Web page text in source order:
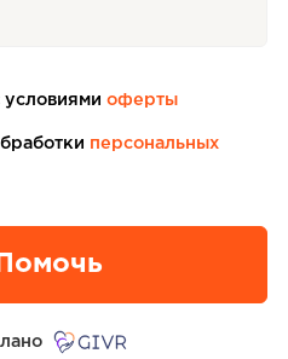
оферты
персональных
Помочь